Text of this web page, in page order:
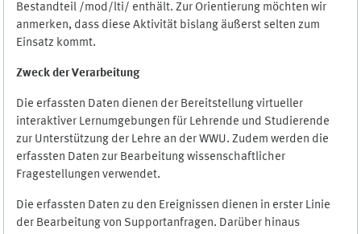
Bestandteil /mod/lti/ enthält. Zur Orientierung möchten wir
anmerken, dass diese Aktivität bislang äußerst selten zum
Einsatz kommt.
Zweck der Verarbeitung
Die erfassten Daten dienen der Bereitstellung virtueller
interaktiver Lernumgebungen für Lehrende und Studierende
zur Unterstützung der Lehre an der WWU. Zudem werden die
erfassten Daten zur Bearbeitung wissenschaftlicher
Fragestellungen verwendet.
Die erfassten Daten zu den Ereignissen dienen in erster Linie
der Bearbeitung von Supportanfragen. Darüber hinaus